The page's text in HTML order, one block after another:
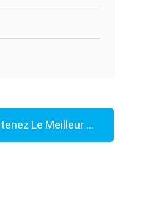
Le Meilleur Prix